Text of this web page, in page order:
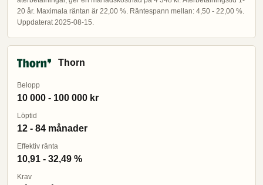
20 år. Maximala räntan är 22,00 %. Räntespann mellan: 4,50 - 22,00 %.
Uppdaterat 2025-08-15.
Thorn
Belopp
10 000 - 100 000 kr
Löptid
12 - 84 månader
Effektiv ränta
10,91 - 32,49 %
Krav